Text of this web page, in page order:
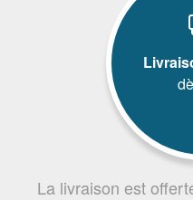
La livraison est